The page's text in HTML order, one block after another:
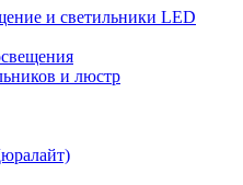
и светильники LED
и люстр